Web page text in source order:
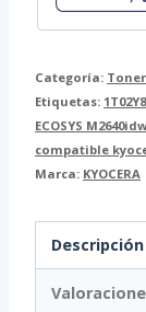
Categoría:
Etiquetas:
ECOSYS
compatible
Marca: KYOCERA
Descripción